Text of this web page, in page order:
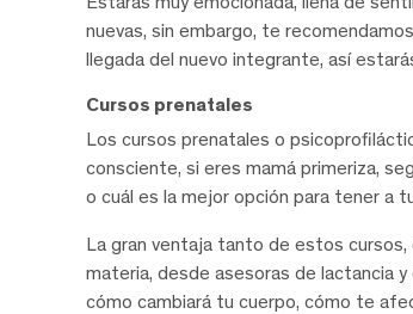
nuevas, sin embargo, te
llegada del nuevo integrante, así
Cursos prenatales
Los cursos prenatales o
consciente, si eres mamá primeriza,
o cuál es la mejor opción para tener a
La gran ventaja tanto de estos
materia, desde asesoras de lactancia
cómo cambiará tu cuerpo, cómo te